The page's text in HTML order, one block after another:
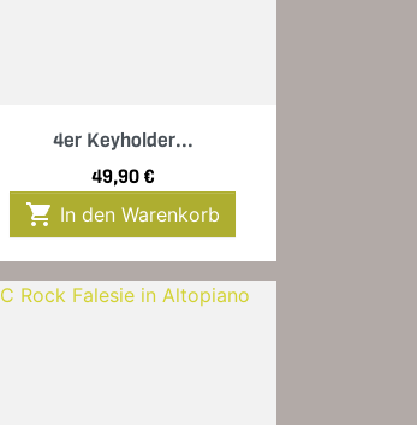
 Vorschau
4er Keyholder...
Preis
49,90 €
 In den Warenkorb